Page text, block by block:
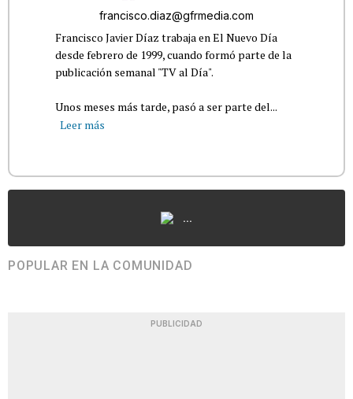
francisco.diaz@gfrmedia.com
Francisco Javier Díaz trabaja en El Nuevo Día
desde febrero de 1999, cuando formó parte de la
publicación semanal "TV al Día".
Unos meses más tarde, pasó a ser parte del...
Leer más
...
POPULAR EN LA COMUNIDAD
PUBLICIDAD